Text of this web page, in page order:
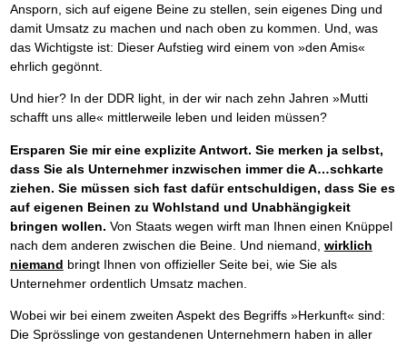
Ansporn, sich auf eigene Beine zu stellen, sein eigenes Ding und
damit Umsatz zu machen und nach oben zu kommen. Und, was
das Wichtigste ist: Dieser Aufstieg wird einem von »den Amis«
ehrlich gegönnt.
Und hier? In der DDR light, in der wir nach zehn Jahren »Mutti
schafft uns alle« mittlerweile leben und leiden müssen?
Ersparen Sie mir eine explizite Antwort. Sie merken ja selbst,
dass Sie als Unternehmer inzwischen immer die A…schkarte
ziehen. Sie müssen sich fast dafür entschuldigen, dass Sie es
auf eigenen Beinen zu Wohlstand und Unabhängigkeit
bringen wollen. Von Staats wegen wirft man Ihnen einen Knüppel
nach dem anderen zwischen die Beine. Und niemand, wirklich
niemand bringt Ihnen von offizieller Seite bei, wie Sie als
Unternehmer ordentlich Umsatz machen.
Wobei wir bei einem zweiten Aspekt des Begriffs »Herkunft« sind:
Die Sprösslinge von gestandenen Unternehmern haben in aller